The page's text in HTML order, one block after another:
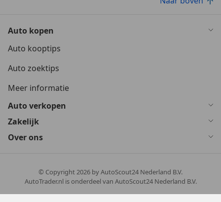
Auto kopen
Auto kooptips
Auto zoektips
Meer informatie
Auto verkopen
Zakelijk
Over ons
© Copyright2026 by AutoScout24 Nederland B.V.
AutoTrader.nl is onderdeel van AutoScout24 Nederland B.V.